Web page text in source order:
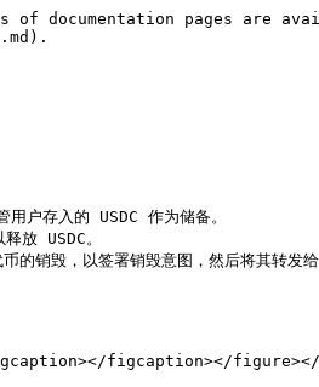
documentation pages are
存入的 USDC 作为储备。
放 USDC。
销毁，以签署销毁意图，然后将其转
figcaption></